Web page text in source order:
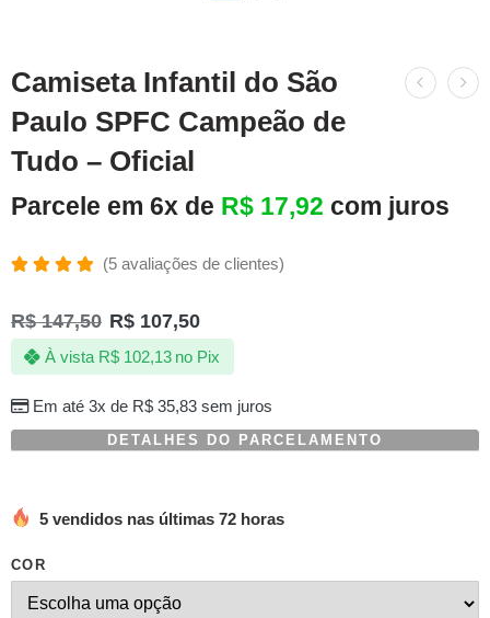
Camiseta Infantil do São
Paulo SPFC Campeão de
Tudo – Oficial
Parcele em 6x de R$ 17,92 com juros
5.00de 5,
com
baseado
em
de
clientes
(5avaliações de clientes)
R$147,50 R$ 107,50
Em até 3x de R$35,83sem juros
À vista R$102,13 no Pix
DETALHES DO PARCELAMENTO
5 vendidos nas últimas 72 horas
COR